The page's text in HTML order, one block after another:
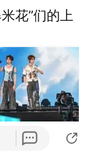
花”们的上